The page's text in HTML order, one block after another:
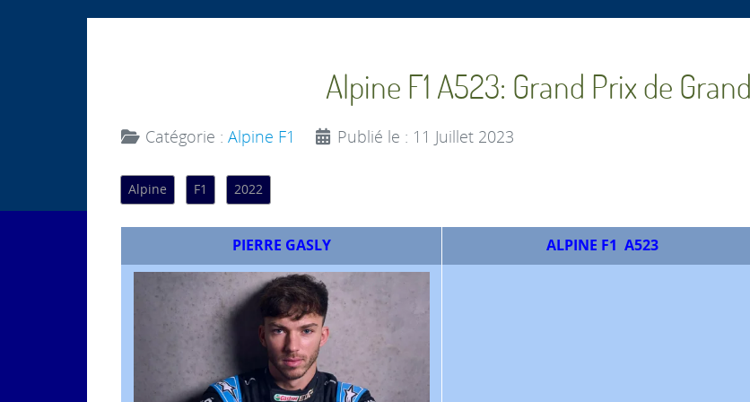
Alpine F1 A523: Grand Prix de
Catégorie : Alpine F1 Publié le : 11 Juillet 2023
Alpine F1 2022
PIERRE GASLY ALPINE F1 A523